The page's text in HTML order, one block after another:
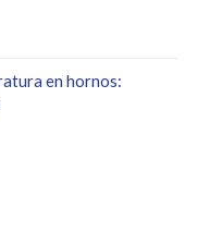
en hornos: